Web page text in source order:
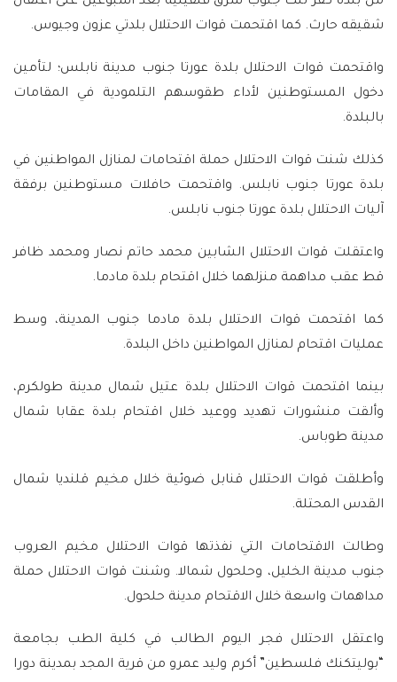
شقيقه حارث. كما اقتحمت قوات الاحتلال بلدتي عزون وجيوس.
واقتحمت قوات الاحتلال بلدة عورتا جنوب مدينة نابلس؛ لتأمين
دخول المستوطنين لأداء طقوسهم التلمودية في المقامات
بالبلدة.
كذلك شنت قوات الاحتلال حملة اقتحامات لمنازل المواطنين في
بلدة عورتا جنوب نابلس. واقتحمت حافلات مستوطنين برفقة
آليات الاحتلال بلدة عورتا جنوب نابلس.
واعتقلت قوات الاحتلال الشابين محمد حاتم نصار ومحمد ظافر
قط عقب مداهمة منزلهما خلال اقتحام بلدة مادما.
كما اقتحمت قوات الاحتلال بلدة مادما جنوب المدينة، وسط
عمليات اقتحام لمنازل المواطنين داخل البلدة.
بينما اقتحمت قوات الاحتلال بلدة عتيل شمال مدينة طولكرم،
وألقت منشورات تهديد ووعيد خلال اقتحام بلدة عقابا شمال
مدينة طوباس.
وأطلقت قوات الاحتلال قنابل ضوئية خلال مخيم قلنديا شمال
القدس المحتلة.
وطالت الاقتحامات التي نفذتها قوات الاحتلال مخيم العروب
جنوب مدينة الخليل، وحلحول شمالا. وشنت قوات الاحتلال حملة
مداهمات واسعة خلال الاقتحام مدينة حلحول.
واعتقل الاحتلال فجر اليوم الطالب في كلية الطب بجامعة
“بوليتكنك فلسطين” أكرم وليد عمرو من قرية المجد بمدينة دورا